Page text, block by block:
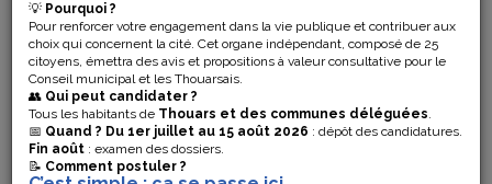
💡 Pourquoi ?
Pour renforcer votre engagement dans la vie publique et contribuer aux
choix qui concernent la cité. Cet organe indépendant, composé de 25
citoyens, émettra des avis et propositions à valeur consultative pour le
Conseil municipal et les Thouarsais.
👥 Qui peut candidater ?
Tous les habitants de Thouars et des communes déléguées.
📅 Quand ? Du 1er juillet au 15 août 2026 : dépôt des candidatures.
Fin août : examen des dossiers.
📝 Comment postuler ?
APPRENDRE EN
S’AMUSANT
L’ÉCOLE DU
PATRIMOINE